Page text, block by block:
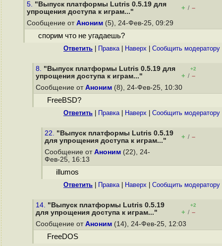
5. "Выпуск платформы Lutris 0.5.19 для
упрощения доступа к играм..."
+ / –
Сообщение от Аноним (5), 24-Фев-25, 09:29
спорим что не угадаешь?
Ответить Правка| Наверх Cообщить модератору
8. "Выпуск платформы Lutris 0.5.19 для
упрощения доступа к играм..."
+2
+ / –
Сообщение от Аноним (8), 24-Фев-25, 10:30
FreeBSD?
Ответить Правка| Наверх Cообщить модератору
22. "Выпуск платформы Lutris 0.5.19
для упрощения доступа к играм..."
+ / –
Сообщение от Аноним (22), 24-
Фев-25, 16:13
illumos
Ответить Правка| Наверх Cообщить модератору
14. "Выпуск платформы Lutris 0.5.19
для упрощения доступа к играм..."
+2
+ / –
Сообщение от Аноним (14), 24-Фев-25, 12:03
FreeDOS